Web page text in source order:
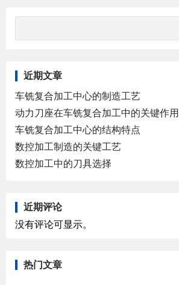
近期文章
车铣复合加工中心的制造工艺
动力刀座在车铣复合加工中的关键作用
车铣复合加工中心的结构特点
数控加工制造的关键工艺
数控加工中的刀具选择
近期评论
没有评论可显示。
热门文章